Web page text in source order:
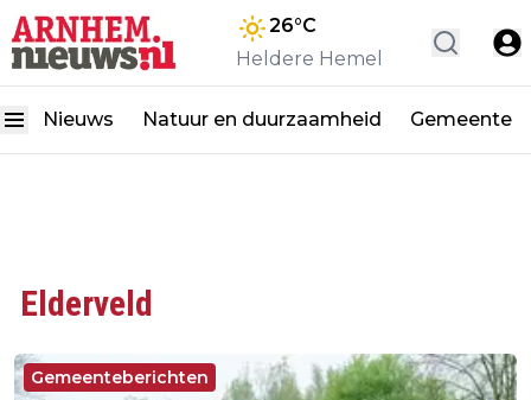
26°C
Heldere Hemel
Nieuws Natuur en duurzaamheid Gemeente
Elderveld
Gemeenteberichten